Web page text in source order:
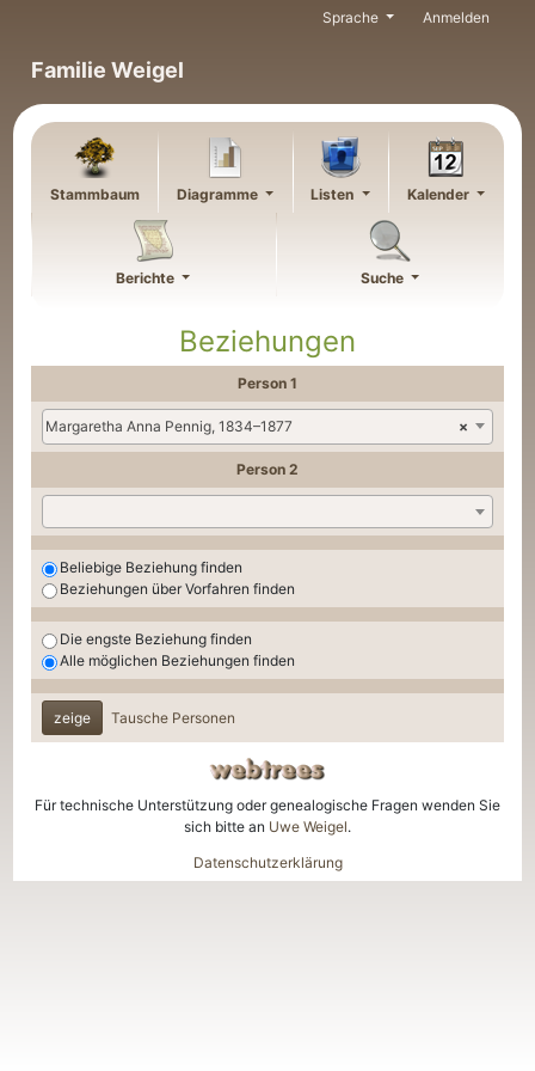
Familie Weigel
Sprache Anmelden
Stammbaum Diagramme Listen Kalender
Berichte Suche
Beziehungen
Person 1
×
Margaretha Anna Pennig, 1834–1877
Person 2
Beliebige Beziehung finden
Beziehungen über Vorfahren finden
Die engste Beziehung finden
Alle möglichen Beziehungen finden
zeige Tausche Personen
Für technische Unterstützung oder genealogische Fragen wenden Sie
sich bitte an Uwe Weigel.
Datenschutzerklärung